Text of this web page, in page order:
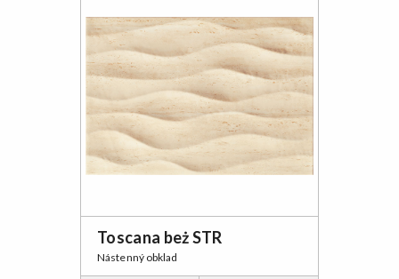
Toscana beż STR
Nástenný obklad